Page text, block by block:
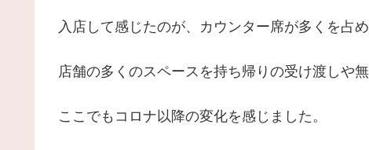
入店して感じたのが、カウンター席が多くを占
店舗の多くのスペースを持ち帰りの受け渡しや
ここでもコロナ以降の変化を感じました。